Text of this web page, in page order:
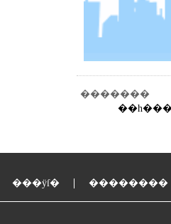
�������
���ÿſ�
��������